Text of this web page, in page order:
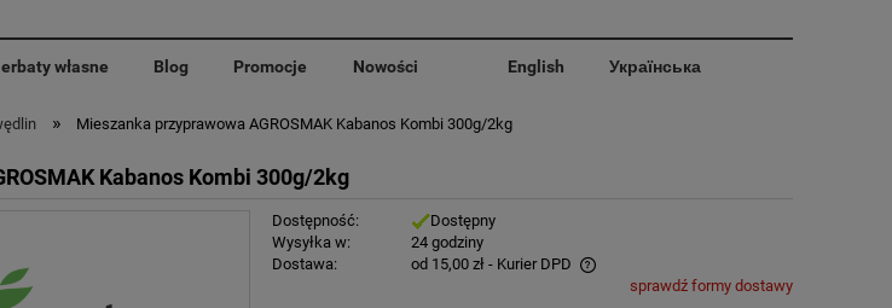
własne Blog Promocje Nowości English Українська
» Mieszanka przyprawowa AGROSMAK Kabanos Kombi 300g/2kg
Kabanos Kombi 300g/2kg
Dostępność:
Dostępny
Wysyłka w:
24 godziny
Dostawa:
od 15,00 zł - Kurier DPD
sprawdź formy dostawy